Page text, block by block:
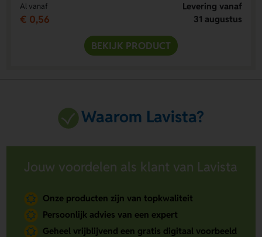
Al vanaf
€ 0,56
Levering vanaf
31 augustus
BEKIJK PRODUCT
Waarom Lavista?
Jouw voordelen als klant van Lavista
Onze producten zijn van topkwaliteit
Persoonlijk advies van een expert
Geheel vrijblijvend een gratis digitaal voorbeeld